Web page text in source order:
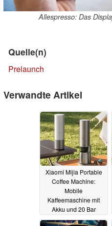
Allespresso: Das
Quelle(n)
Prelaunch
Verwandte Artikel
Xiaomi Mijia Portable
Coffee Machine:
Mobile
Kaffeemaschine mit
Akku und 20 Bar
25.06.2026